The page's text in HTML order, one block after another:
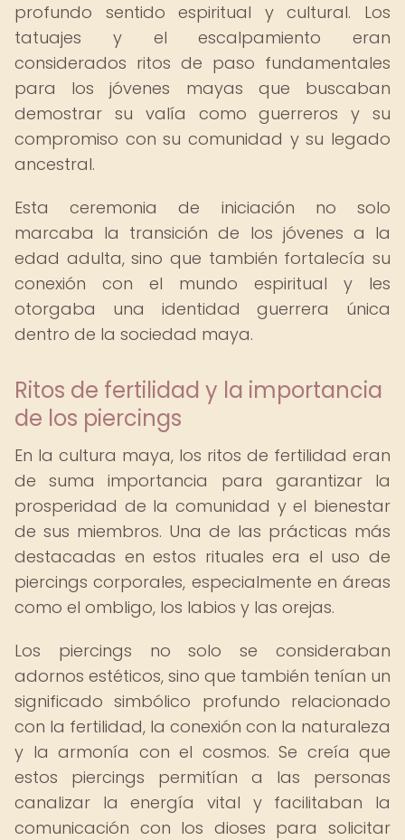
profundo sentido espiritual y cultural. Los
tatuajes y el escalpamiento eran
considerados ritos de paso fundamentales
para los jóvenes mayas que buscaban
demostrar su valía como guerreros y su
compromiso con su comunidad y su legado
ancestral.
Esta ceremonia de iniciación no solo
marcaba la transición de los jóvenes a la
edad adulta, sino que también fortalecía su
conexión con el mundo espiritual y les
otorgaba una identidad guerrera única
dentro de la sociedad maya.
Ritos de fertilidad y la importancia
de los piercings
En la cultura maya, los ritos de fertilidad eran
de suma importancia para garantizar la
prosperidad de la comunidad y el bienestar
de sus miembros. Una de las prácticas más
destacadas en estos rituales era el uso de
piercings corporales, especialmente en áreas
como el ombligo, los labios y las orejas.
Los piercings no solo se consideraban
adornos estéticos, sino que también tenían un
significado simbólico profundo relacionado
con la fertilidad, la conexión con la naturaleza
y la armonía con el cosmos. Se creía que
estos piercings permitían a las personas
canalizar la energía vital y facilitaban la
comunicación con los dioses para solicitar